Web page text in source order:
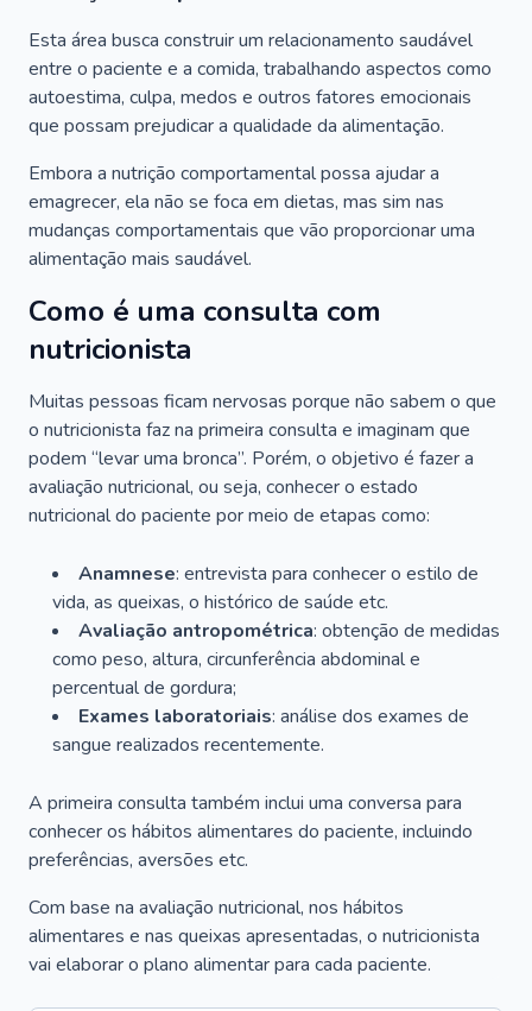
Esta área busca construir um relacionamento saudável
entre o paciente e a comida, trabalhando aspectos como
autoestima, culpa, medos e outros fatores emocionais
que possam prejudicar a qualidade da alimentação.
Embora a nutrição comportamental possa ajudar a
emagrecer, ela não se foca em dietas, mas sim nas
mudanças comportamentais que vão proporcionar uma
alimentação mais saudável.
Como é uma consulta com
nutricionista
Muitas pessoas ficam nervosas porque não sabem o que
o nutricionista faz na primeira consulta e imaginam que
podem “levar uma bronca”. Porém, o objetivo é fazer a
avaliação nutricional, ou seja, conhecer o estado
nutricional do paciente por meio de etapas como:
Anamnese: entrevista para conhecer o estilo de
vida, as queixas, o histórico de saúde etc.
Avaliação antropométrica: obtenção de medidas
como peso, altura, circunferência abdominal e
percentual de gordura;
Exames laboratoriais: análise dos exames de
sangue realizados recentemente.
A primeira consulta também inclui uma conversa para
conhecer os hábitos alimentares do paciente, incluindo
preferências, aversões etc.
Com base na avaliação nutricional, nos hábitos
alimentares e nas queixas apresentadas, o nutricionista
vai elaborar o plano alimentar para cada paciente.